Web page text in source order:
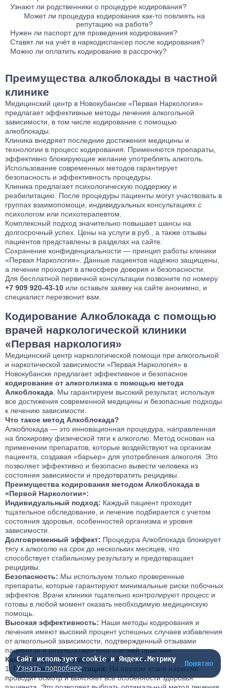
много лет и приносит отличные результаты.
влечение • нормализует сон • уменьшает тревогу и вспышки
гнева Без химии — только безопасное воздействие.
наркотиков: • выпил — эффекта нет • мозг теряет смысл
употреблять Идеально после детокса, чтобы не сорваться
Доктор учитывает: • сколько и как человек пьёт • состояние
сердца, печени • тревожность и эмоциональный фон Мы
подбираем метод под конкретного человека, а не «как у
всех».
Узнают ли родственники о процедуре кодирования?
Нет. Кодирование — это медицинская процедура, полностью
защищённая врачебной тайной. Мы не информируем
родственников и не подтверждаем факт вашего обращения в
наш центр. Ваше решение сохраняется в тайне, если только
вы сами не захотите им поделиться.
Может ли процедура кодирования как-то повлиять на
репутацию на работе?
Абсолютно нет. Работодатель не имеет никаких легальных
каналов для получения подобной информации. Все
документы, связанные с лечением, хранятся в нашем
документ без указания диагноза и метода лечения.
Нужен ли паспорт для проведения кодирования?
Да, паспорт необходим. Это требование закона для
оформления информированного добровольного согласия на
юридическую защиту и гарантирует, что процедура
постановки на какой-либо учёт.
Ставят ли на учёт в наркодиспансер после кодирования?
Нет. Кодирование в частной клинике — это платная
сведения в диспансер. Вы сохраняете все права, включая
получения обычной справки от терапевта в установленном
порядке).
Можно ли оплатить кодирование в рассрочку?
условия. После консультации врача и выбора метода
возможность разбивки платежа на 2-3 части по удобному для
вас графику.
Преимущества алкоблокады в частной
клинике
Медицинский центр в Новокубанске «Первая Наркология»
предлагает эффективные методы лечения алкогольной
зависимости, в том числе кодирование с помощью
алкоблокады.
Клиника внедряет последние достижения медицины и
технологии в процесс кодирования. Применяются препараты,
эффективно блокирующие желание употреблять алкоголь.
Использование современных методов гарантирует
безопасность и эффективность процедуры.
Клиника предлагает психологическую поддержку и
реабилитацию . После процедуры пациенты могут участвовать в
группах взаимопомощи, индивидуальных консультациях с
психологом или психотерапевтом.
Комплексный подход значительно повышает шансы на
долгосрочный успех. Цены на услуги в руб., а также отзывы
пациентов представлены в разделах на сайте.
Сохранение конфиденциальности — принцип работы клиники
«Первая Наркология». Данные пациентов надёжно защищены,
а лечение проходит в атмосфере доверия и безопасности.
Для бесплатной первичной консультации позвоните по номеру
+7 909 920-43-10 или оставьте заявку на сайте анонимно, и
специалист перезвонит вам.
Кодирование Алкоблокада с помощью
врачей наркологической клиники
«Первая наркология»
Медицинский центр наркологической помощи при алкогольной
и наркотической зависимости «Первая Наркология» в
Новокубанске предлагает эффективное и безопасное
кодирование от алкоголизма с помощью метода
Алкоблокада . Мы гарантируем высокий результат, используя
все достижения современной медицины и безопасные подходы
к лечению зависимости.
Что такое метод Алкоблокада?
Алкоблокада — это инновационная процедура, направленная
на блокировку физической тяги к алкоголю. Метод основан на
применении препаратов, которые воздействуют на организм
пациента, создавая «барьер» для употребления алкоголя. Это
позволяет эффективно и безопасно вывести человека из
состояния зависимости и предотвратить рецидивы.
Преимущества кодирования методом Алкоблокада в
«Первой Наркологии»:
Индивидуальный подход: Каждый пациент проходит
тщательное обследование, и лечение подбирается с учетом
состояния здоровья, особенностей организма и уровня
зависимости.
Долговременный эффект: Процедура Алкоблокада блокирует
тягу к алкоголю на срок до нескольких месяцев, что
способствует стабильному результату и предотвращает
рецидивы.
Безопасность: Мы используем только проверенные
препараты, которые гарантируют минимальные риски побочных
эффектов. Врачи клиники тщательно контролируют процесс и
готовы в любой момент оказать необходимую медицинскую
помощь.
Высокая эффективность: Наши методы кодирования и
лечения имеют высокий процент успешных случаев избавления
от алкогольной зависимости, подтвержденный отзывами
пациентов и результатами многолетней практики.
Как проходит процедура Алкоблокада?
Первичная консультация: На первом этапе нарколог
проводит осмотр и выясняет все особенности здоровья
Сайт использует cookie и Яндекс.Метрику
Узнать подробнее
Понятно